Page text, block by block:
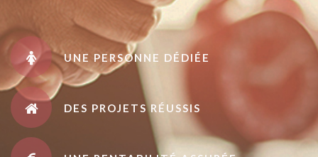
UNE PERSONNE DÉDIÉE
DES PROJETS RÉUSSIS